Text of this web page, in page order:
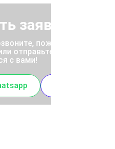
заявку
пожалуйста, по
отправьте заявку, и мы
с вами!